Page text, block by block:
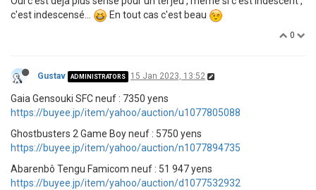
c'est indescensé...
En tout cas c'est beau
0
Gustav ADMINISTRATORS 15 Jan 2023, 13:52
Gaia Gensouki SFC neuf : 7350 yens
https://buyee.jp/item/yahoo/auction/u1077805088
Ghostbusters 2 Game Boy neuf : 5750 yens
https://buyee.jp/item/yahoo/auction/n1077894735
Abarenbô Tengu Famicom neuf : 51 947 yens
https://buyee.jp/item/yahoo/auction/d1077532932